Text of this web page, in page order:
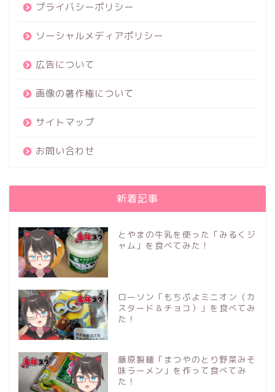
プライバシーポリシー
ソーシャルメディアポリシー
広告について
画像の著作権について
サイトマップ
お問い合わせ
新着記事
とやまの牛乳を使った「みるくジ
ャム」を食べてみた！
ローソン「もちぷよミニオン（カ
スタード＆チョコ）」を食べてみ
た！
藤原製麺「まつやのとり野菜みそ
味ラーメン」を作って食べてみ
た！